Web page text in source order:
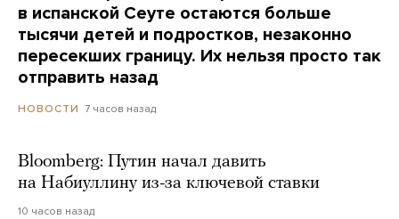
в испанской Сеуте остаются больше
тысячи детей и подростков, незаконно
пересекших границу. Их нельзя просто так
отправить назад
НОВОСТИ 7 часов назад
Bloomberg: Путин начал давить
на Набиуллину из-за ключевой ставки
10 часов назад